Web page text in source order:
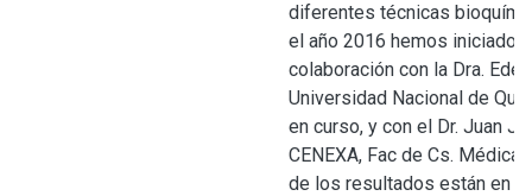
diferentes técnicas
el año 2016 hemos iniciado
colaboración con la Dra.
Universidad Nacional de
en curso, y con el Dr. Juan
CENEXA, Fac de Cs.
de los resultados están en